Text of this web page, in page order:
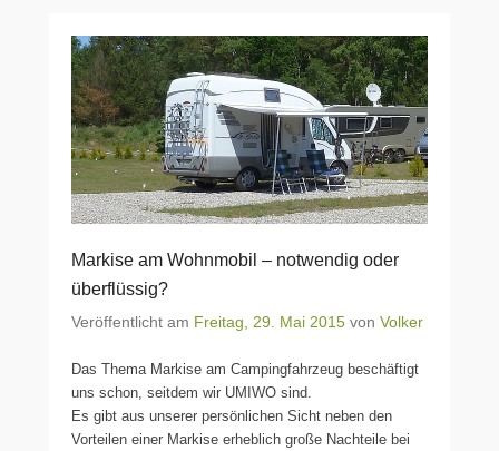
Markise am Wohnmobil – notwendig oder
überflüssig?
Veröffentlicht am Freitag, 29. Mai 2015 von Volker
Das Thema Markise am Campingfahrzeug beschäftigt
uns schon, seitdem wir UMIWO sind.
Es gibt aus unserer persönlichen Sicht neben den
Vorteilen einer Markise erheblich große Nachteile bei